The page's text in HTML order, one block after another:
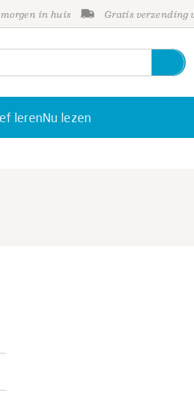
in huis Gratis verzending
lerenNu lezen